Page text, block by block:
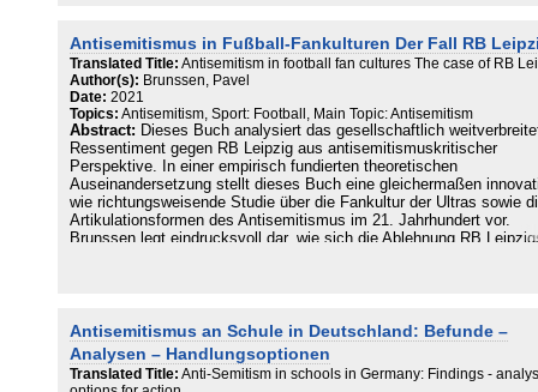
zivilgesellschaftlichen Bearbeitung.
Antisemitismus in Fußball-Fankulturen Der Fall RB
Translated Title: Antisemitism in football fan cultures The case of RB
Author(s): Brunssen, Pavel
Date: 2021
Topics: Antisemitism, Sport: Football, Main Topic: Antisemitism
Abstract: Dieses Buch analysiert das gesellschaftlich
Ressentiment gegen RB Leipzig aus antisemitismuskritischer
Perspektive. In einer empirisch fundierten theoretischen
Auseinandersetzung stellt dieses Buch eine gleichermaßen
wie richtungsweisende Studie über die Fankultur der Ultras sowie
Artikulationsformen des Antisemitismus im 21. Jahrhundert vor.
Brunssen legt eindrucksvoll dar, wie sich die Ablehnung RB
Antisemitismus an Schule in Deutschland: Befunde –
Analysen – Handlungsoptionen
Translated Title: Anti-Semitism in schools in Germany: Findings -